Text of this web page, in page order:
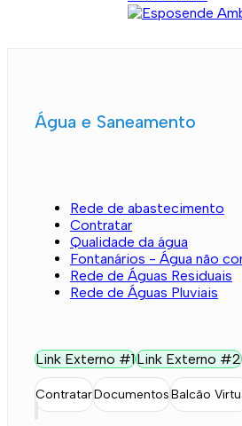
Água e Saneamento
Rede de abastecimento
Contratar
Qualidade da água
Fontanários - Água não
Rede de Águas Residuais
Rede de Águas Pluviais
Link Externo #1Link Externo #2
ContratarDocumentosBalcão